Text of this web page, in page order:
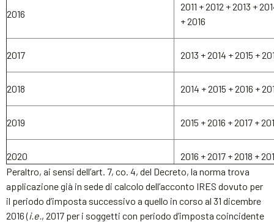
2016
2011 + 2012 + 2013 +
+ 2016
2017 2013 + 2014 + 2015 +
2018 2014 + 2015 + 2016 +
2019 2015 + 2016 + 2017 +
2020
2016 + 2017 + 2018 +
Peraltro, ai sensi dell’art. 7, co. 4, del Decreto, la norma trova
applicazione già in sede di calcolo dell’acconto IRES dovuto per
il periodo d’imposta successivo a quello in corso al 31 dicembre
2016 (i.e., 2017 per i soggetti con periodo d’imposta coincidente